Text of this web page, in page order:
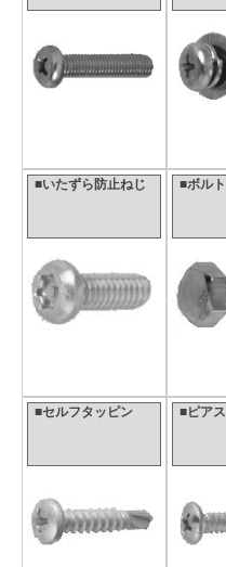
■いたずら防止ねじ ■ボルト
■セルフタッピン ■ピアス